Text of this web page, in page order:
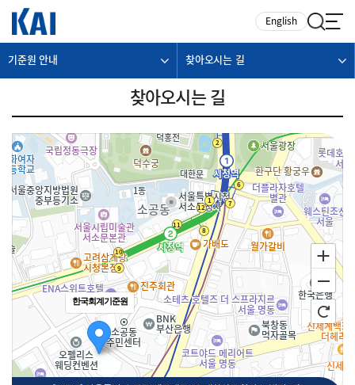
English
기준원 안내 찾아오시는 길
찾아오시는 길
한국회계기준원